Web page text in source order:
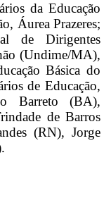
da Educação
Áurea Prazeres;
de Dirigentes
(Undime/MA),
Básica do
de Educação,
Barreto (BA),
de Barros
(RN), Jorge